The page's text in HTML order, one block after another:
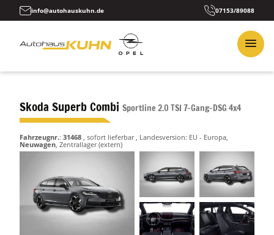
info@autohauskuhn.de 07153/89088
Skoda Superb Combi Sportline 2.0 TSI 7-Gang-DSG 4x4
Fahrzeugnr.: 31468 , sofort lieferbar, Landesversion: EU - Europa,
Neuwagen, Zentrallager (extern)